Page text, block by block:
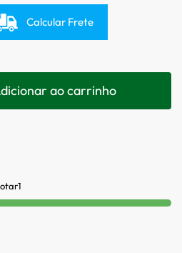
Calcular Frete
ao carrinho